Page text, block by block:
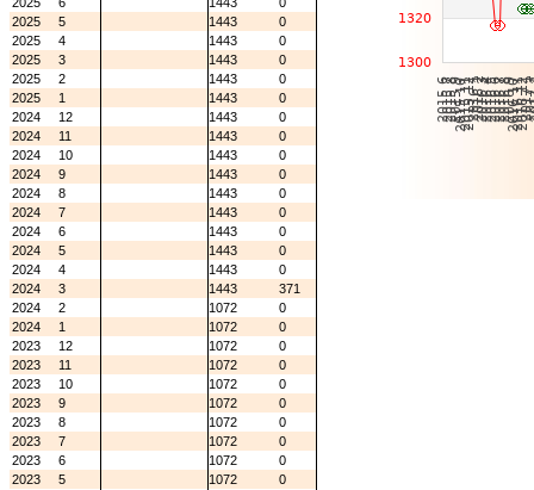
2025
5 1443
0
2025
4 1443
0
2025
3 1443
0
2025
2 1443
0
2025
1 1443
0
2024
12 1443
0
2024
11 1443
0
2024
10 1443
0
2024
9 1443
0
2024
8 1443
0
2024
7 1443
0
2024
6 1443
0
2024
5 1443
0
2024
4 1443
0
2024
3 1443
371
2024
2 1072
0
2024
1 1072
0
2023
12 1072
0
2023
11 1072
0
2023
10 1072
0
2023
9 1072
0
2023
8 1072
0
2023
7 1072
0
2023
6 1072
0
2023
5 1072
0